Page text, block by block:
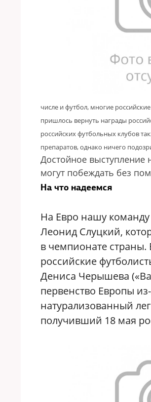
числе и футбол, многие
пришлось вернуть награды
российских футбольных клубов
препаратов, однако ничего
Достойное выступление
могут побеждать без
На что надеемся
На Евро нашу
Леонид Слуцкий,
в чемпионате
российские
Дениса Черышева
первенство Европы
натурализованный
получивший 18 мая